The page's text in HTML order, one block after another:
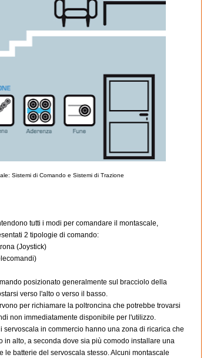
Sistemi di Comando e Sistemi di Trazione
tutti i modi per comandare il montascale,
2 tipologie di comando:
(Joystick)
posizionato generalmente sul bracciolo della
verso l'alto o verso il basso.
per richiamare la poltroncina che potrebbe trovarsi
non immediatamente disponibile per l'utilizzo.
i servoscala in commercio hanno una zona di ricarica che
in alto, a seconda dove sia più comodo installare una
le batterie del servoscala stesso. Alcuni montascale